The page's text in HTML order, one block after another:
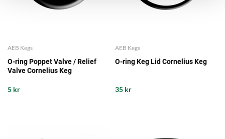
AEB Kegs
O-ring Poppet Valve / Relief
Valve Cornelius Keg
5 kr
AEB Kegs
O-ring Keg Lid Cornelius Keg
35 kr